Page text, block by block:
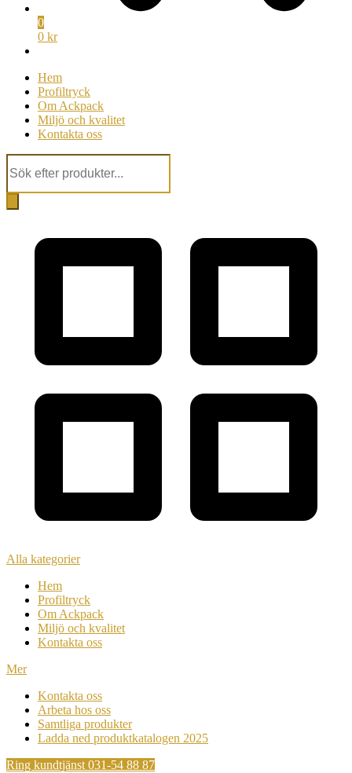
0
0 kr
Hem
Profiltryck
Om Ackpack
Miljö och kvalitet
Kontakta oss
Products
search
Alla kategorier
Hem
Profiltryck
Om Ackpack
Miljö och kvalitet
Kontakta oss
Mer
Kontakta oss
Arbeta hos oss
Samtliga produkter
Ladda ned produktkatalogen 2025
Ring kundtjänst 031-54 88 87